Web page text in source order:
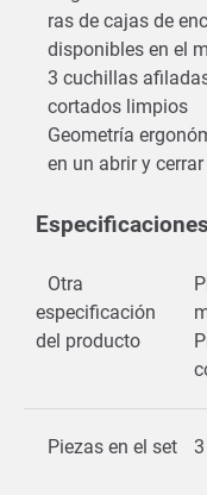
ras de cajas de
disponibles en el
3 cuchillas
cortados limpios
Geometría
en un abrir y
Otra
especificación
del producto
Piezas en el set